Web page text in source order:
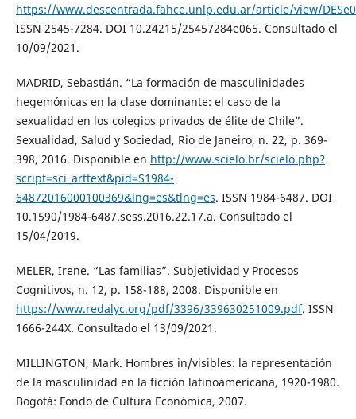
https://www.descentrada.fahce.unlp.edu.ar/article/view/
ISSN 2545-7284. DOI 10.24215/25457284e065. Consultado el
10/09/2021.
MADRID, Sebastián. “La formación de masculinidades
hegemónicas en la clase dominante: el caso de la
sexualidad en los colegios privados de élite de Chile”.
Sexualidad, Salud y Sociedad, Rio de Janeiro, n. 22, p. 369-
398, 2016. Disponible en http://www.scielo.br/scielo.php?
script=sci_arttext&pid=S1984-
64872016000100369&lng=es&tlng=es. ISSN 1984-6487. DOI
10.1590/1984-6487.sess.2016.22.17.a. Consultado el
15/04/2019.
MELER, Irene. “Las familias”. Subjetividad y Procesos
Cognitivos, n. 12, p. 158-188, 2008. Disponible en
https://www.redalyc.org/pdf/3396/339630251009.pdf. ISSN
1666-244X. Consultado el 13/09/2021.
MILLINGTON, Mark. Hombres in/visibles: la representación
de la masculinidad en la ficción latinoamericana, 1920-1980.
Bogotá: Fondo de Cultura Económica, 2007.